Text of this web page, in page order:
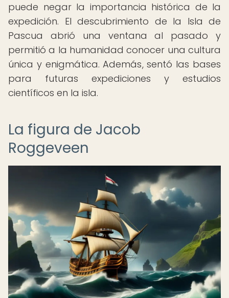
puede negar la importancia histórica de la
expedición. El descubrimiento de la Isla de
Pascua abrió una ventana al pasado y
permitió a la humanidad conocer una cultura
única y enigmática. Además, sentó las bases
para futuras expediciones y estudios
científicos en la isla.
La figura de Jacob
Roggeveen